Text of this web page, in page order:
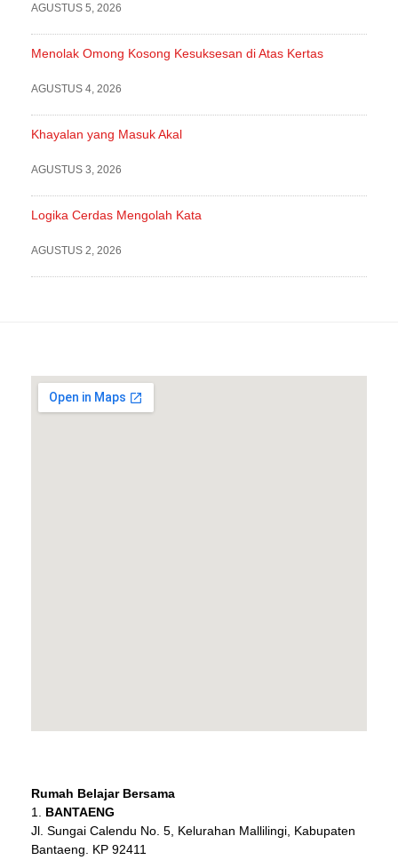
AGUSTUS 5, 2026
Menolak Omong Kosong Kesuksesan di Atas Kertas
AGUSTUS 4, 2026
Khayalan yang Masuk Akal
AGUSTUS 3, 2026
Logika Cerdas Mengolah Kata
AGUSTUS 2, 2026
Rumah Belajar Bersama
BANTAENG
Jl. Sungai Calendu No. 5, Kelurahan Mallilingi, Kabupaten
Bantaeng. KP 92411